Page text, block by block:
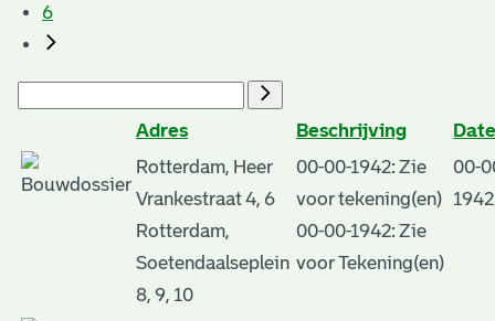
6
Adres Beschrijving
Rotterdam, Heer
Vrankestraat 4, 6
Rotterdam,
Soetendaalseplein
8, 9, 10
00-00-1942: Zie
voor tekening(en)
00-00-1942: Zie
voor Tekening(en)
00-
1942